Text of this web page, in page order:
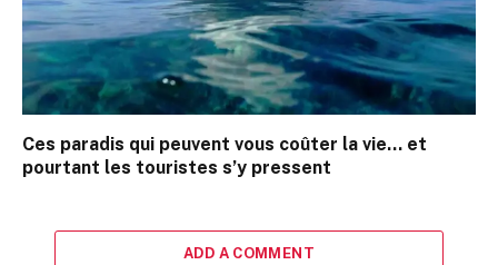
Ces paradis qui peuvent vous coûter la vie… et
pourtant les touristes s’y pressent
ADD A COMMENT